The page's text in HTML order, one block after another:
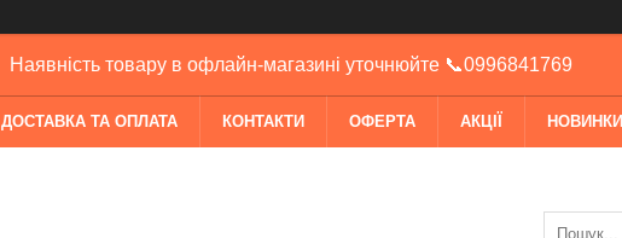
Наявність товару в офлайн-магазині уточнюйте 📞0996841769
ДОСТАВКА ТА ОПЛАТА КОНТАКТИ ОФЕРТА АКЦІЇ НОВИНКИ